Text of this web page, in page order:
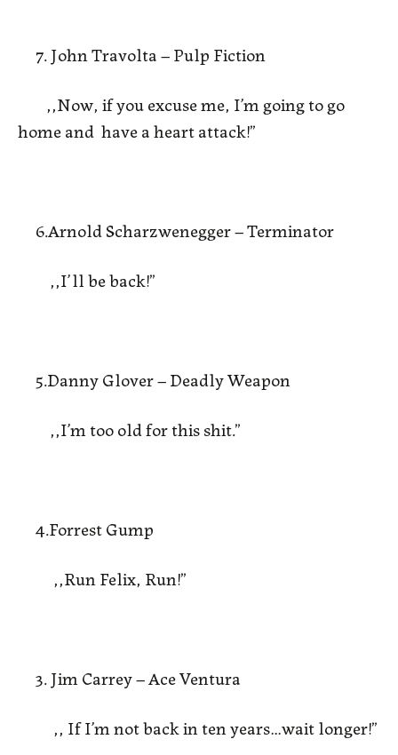
7. John Travolta – Pulp Fiction
,,Now, if you excuse me, I’m going to go
home and have a heart attack!”
6.Arnold Scharzwenegger – Terminator
,,I’ll be back!”
5.Danny Glover – Deadly Weapon
,,I’m too old for this shit.”
4.Forrest Gump
,,Run Felix, Run!”
3. Jim Carrey – Ace Ventura
,, If I’m not back in ten years…wait longer!”